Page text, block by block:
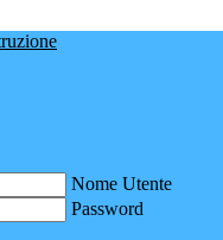
Nome Utente
Password